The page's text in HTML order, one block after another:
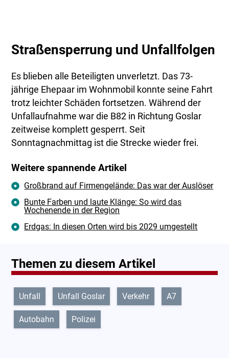
Straßensperrung und Unfallfolgen
Es blieben alle Beteiligten unverletzt. Das 73-
jährige Ehepaar im Wohnmobil konnte seine Fahrt
trotz leichter Schäden fortsetzen. Während der
Unfallaufnahme war die B82 in Richtung Goslar
zeitweise komplett gesperrt. Seit
Sonntagnachmittag ist die Strecke wieder frei.
Weitere spannende Artikel
Großbrand auf Firmengelände: Das war der Auslöser
Bunte Farben und laute Klänge: So wird das
Wochenende in der Region
Erdgas: In diesen Orten wird bis 2029 umgestellt
Themen zu diesem Artikel
Unfall Unfall Goslar Verkehr A7
Autobahn Polizei